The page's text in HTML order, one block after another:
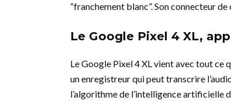
“franchement blanc”. Son connecteur
Le Google Pixel 4 XL,
Le Google Pixel 4 XL vient avec tout ce
un enregistreur qui peut transcrire
l’algorithme de l’intelligence artificielle